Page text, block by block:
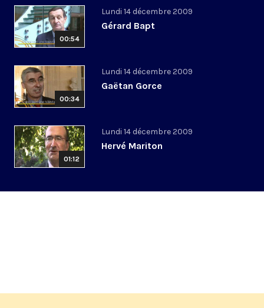
00:54
Lundi 14 décembre 2009
Gérard Bapt
00:34
Lundi 14 décembre 2009
Gaëtan Gorce
01:12
Lundi 14 décembre 2009
Hervé Mariton